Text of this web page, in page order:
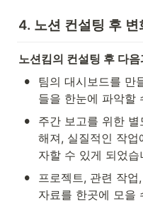
4. 노션 컨설팅 후 변
노션킴의 컨설팅 후 다
•
팀의 대시보드를 만
들을 한눈에 파악할
•
주간 보고를 위한
해져, 실질적인 작
자할 수 있게 되었습
•
프로젝트, 관련 작
자료를 한곳에 모을